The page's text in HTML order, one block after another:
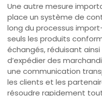
Une autre mesure
place un système de
long du processus
seuls les produits
échangés, réduisant
d’expédier des
une communication
les clients et les
résoudre rapidement